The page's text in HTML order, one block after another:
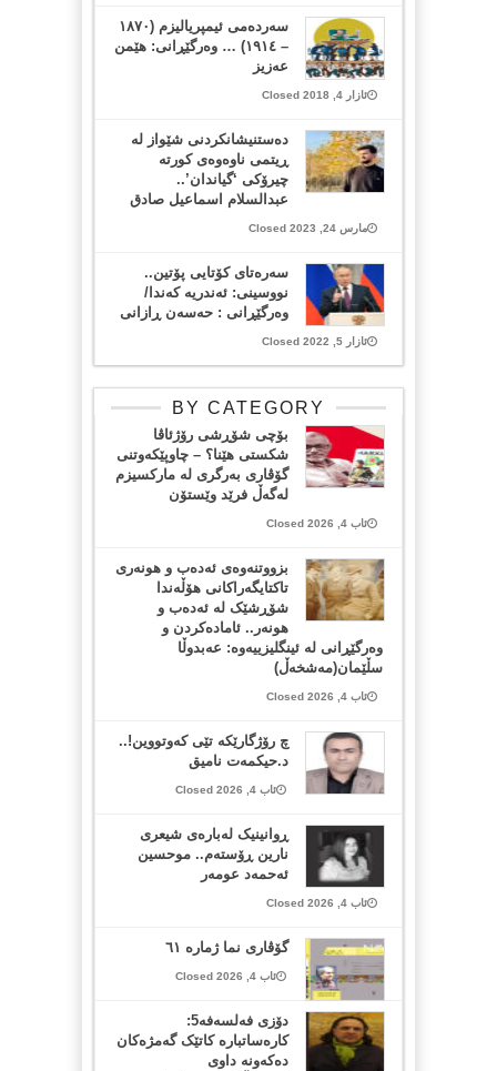
سەردەمی ئیمپریالیزم (١٨٧٠
– ١٩١٤) … وەرگێڕانی: هێمن
عەزیز
ئازار 4, 2018 Closed
دەستنیشانکردنی شێواز لە
ڕیتمی ناوەوەی کورتە
چیرۆکی ‘گیاندان’..
عبدالسلام اسماعیل صادق
مارس 24, 2023 Closed
سەرەتای کۆتایی پۆتین..
نووسینی: ئەندریە کەندا/
وەرگێڕانی : حەسەن ڕازانی
ئازار 5, 2022 Closed
BY CATEGORY
بۆچی شۆڕشی رۆژئاڤا
شکستی هێنا؟ – چاوپێکەوتنی
گۆڤاری بەرگری لە مارکسیزم
لەگەڵ فرێد وێستۆن
ئاب 4, 2026 Closed
بزووتنەوەی ئەدەب و هونەری
تاکتایگەراکانی هۆڵەندا
شۆڕشێک لە ئەدەب و
هونەر.. ئامادەکردن و
وەرگێڕانی لە ئینگلیزییەوە: عەبدوڵا
سڵێمان(مەشخەڵ)
ئاب 4, 2026 Closed
چ رۆژگارێکە تێی کەوتووین!..
د.حیکمەت نامیق
ئاب 4, 2026 Closed
ڕوانینیک لەبارەى شیعرى
نارین ڕۆستەم.. موحسین
ئەحمەد عومەر
ئاب 4, 2026 Closed
گۆڤاری نما ژمارە ٦١
ئاب 4, 2026 Closed
دۆزی فەلسەفە5:
کارەساتبارە کاتێک گەمژەکان
دەکەونە داوی